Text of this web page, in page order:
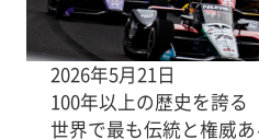
2026年5月21日
100年以上の歴史を誇る
世界で最も伝統と権威